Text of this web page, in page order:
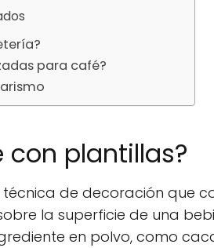
para café?
con plantillas?
técnica de decoración que
la superficie de una
en polvo, como